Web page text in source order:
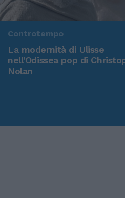
Controtempo
La modernità di Ulisse
nell'Odissea pop di
Nolan